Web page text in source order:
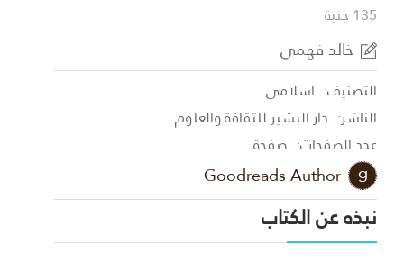
135 جنية
خالد فهمي
التصنيف: اسلامى
الناشر: دار البشير للثقافة والعلوم
عدد الصفحات: صفحة
Goodreads Author
نبذه عن الكتاب